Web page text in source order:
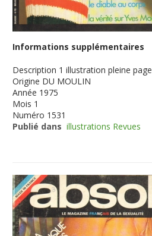
Informations supplémentaires
Description 1 illustration pleine page
Origine DU MOULIN
Année 1975
Mois 1
Numéro 1531
Publié dans illustrations Revues